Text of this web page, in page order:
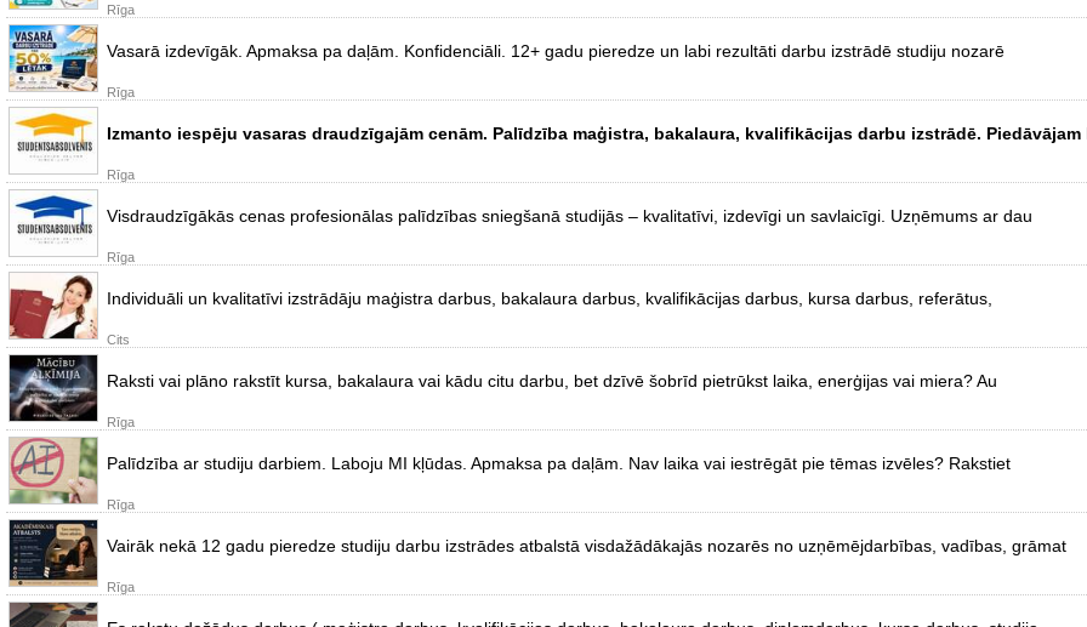
Rīga
Vasarā izdevīgāk. Apmaksa pa daļām. Konfidenciāli. 12+ gadu pieredze un labi rezultāti darbu izstrādē studiju nozarē
Rīga
Izmanto iespēju vasaras draudzīgajām cenām. Palīdzība maģistra, bakalaura, kvalifikācijas darbu izstrādē. Piedāvājam
Rīga
Visdraudzīgākās cenas profesionālas palīdzības sniegšanā studijās – kvalitatīvi, izdevīgi un savlaicīgi. Uzņēmums ar dau
Rīga
Individuāli un kvalitatīvi izstrādāju maģistra darbus, bakalaura darbus, kvalifikācijas darbus, kursa darbus, referātus,
Cits
Raksti vai plāno rakstīt kursa, bakalaura vai kādu citu darbu, bet dzīvē šobrīd pietrūkst laika, enerģijas vai miera? Au
Rīga
Palīdzība ar studiju darbiem. Laboju MI kļūdas. Apmaksa pa daļām. Nav laika vai iestrēgāt pie tēmas izvēles? Rakstiet
Rīga
Vairāk nekā 12 gadu pieredze studiju darbu izstrādes atbalstā visdažādākajās nozarēs no uzņēmējdarbības, vadības, grāmat
Rīga